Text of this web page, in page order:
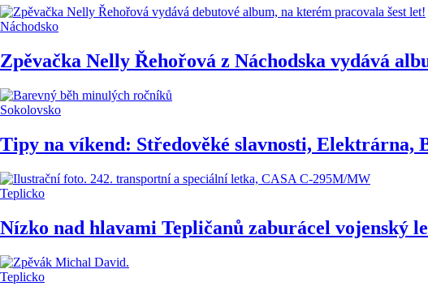
Náchodsko
Zpěvačka Nelly Řehořová z Náchodska vydává
Sokolovsko
Tipy na víkend: Středověké slavnosti, Elektrárna,
Teplicko
Nízko nad hlavami Tepličanů zaburácel vojenský
Teplicko